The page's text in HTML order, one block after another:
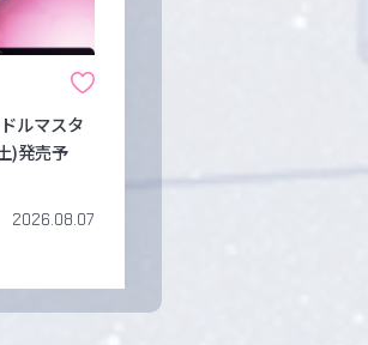
ルマスタ
)発売予
2026.08.07